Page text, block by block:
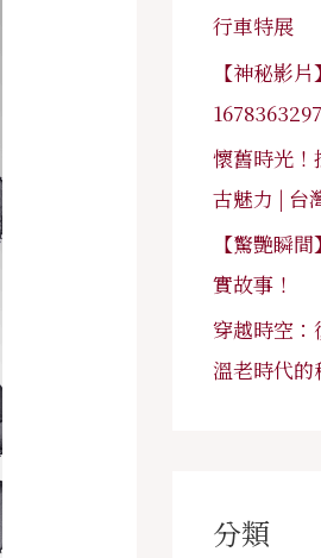
行車特展
【神秘影
懷舊時光！
古魅力 | 台
【驚艷瞬
實故事！
穿越時空：
溫老時代的
分類